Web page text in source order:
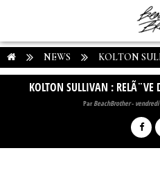
NEWS KOLTON
KOLTON SULLIVAN : RELÃ¨VE
ParBeachBrother-